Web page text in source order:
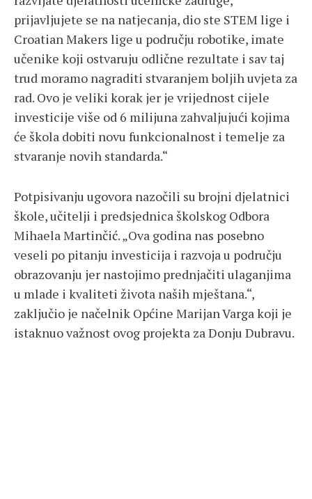
prijavljujete se na natjecanja, dio ste STEM lige i
Croatian Makers lige u području robotike, imate
učenike koji ostvaruju odlične rezultate i sav taj
trud moramo nagraditi stvaranjem boljih uvjeta za
rad. Ovo je veliki korak jer je vrijednost cijele
investicije više od 6 milijuna zahvaljujući kojima
će škola dobiti novu funkcionalnost i temelje za
stvaranje novih standarda.“
Potpisivanju ugovora nazočili su brojni djelatnici
škole, učitelji i predsjednica školskog Odbora
Mihaela Martinčić. „Ova godina nas posebno
veseli po pitanju investicija i razvoja u području
obrazovanju jer nastojimo prednjačiti ulaganjima
u mlade i kvaliteti života naših mještana.“,
zaključio je načelnik Općine Marijan Varga koji je
istaknuo važnost ovog projekta za Donju Dubravu.